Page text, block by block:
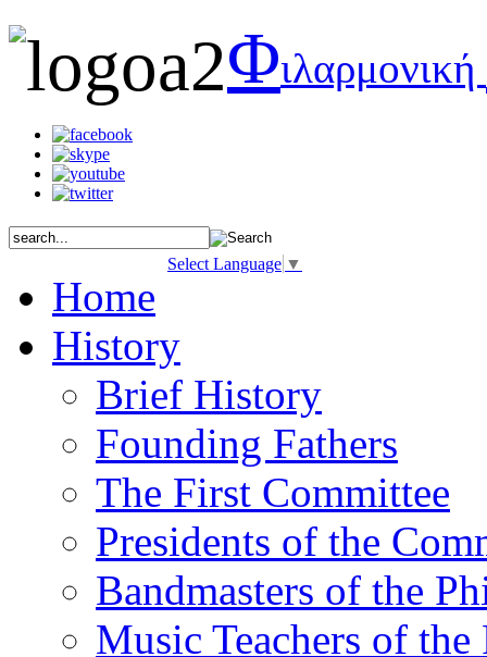
Φιλαρμονική
Select Language ▼
Home
History
Brief History
Founding Fathers
The First Committee
Presidents of the
Bandmasters of the
Music Teachers of